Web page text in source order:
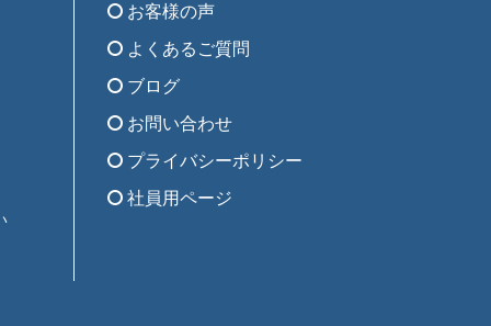
お客様の声
よくあるご質問
ブログ
お問い合わせ
プライバシーポリシー
社員用ページ